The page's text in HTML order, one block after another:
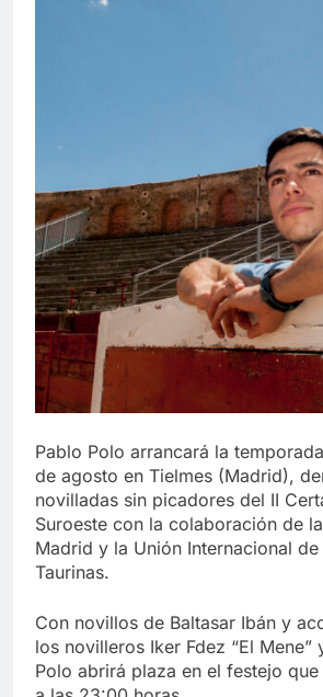
Pablo Polo arrancará la
de agosto en Tielmes (Madrid),
novilladas sin picadores del II
Suroeste con la colaboración de
Madrid y la Unión Internacional de
Taurinas.
Con novillos de Baltasar Ibán y
los novilleros Iker Fdez “El Mene”
Polo abrirá plaza en el festejo